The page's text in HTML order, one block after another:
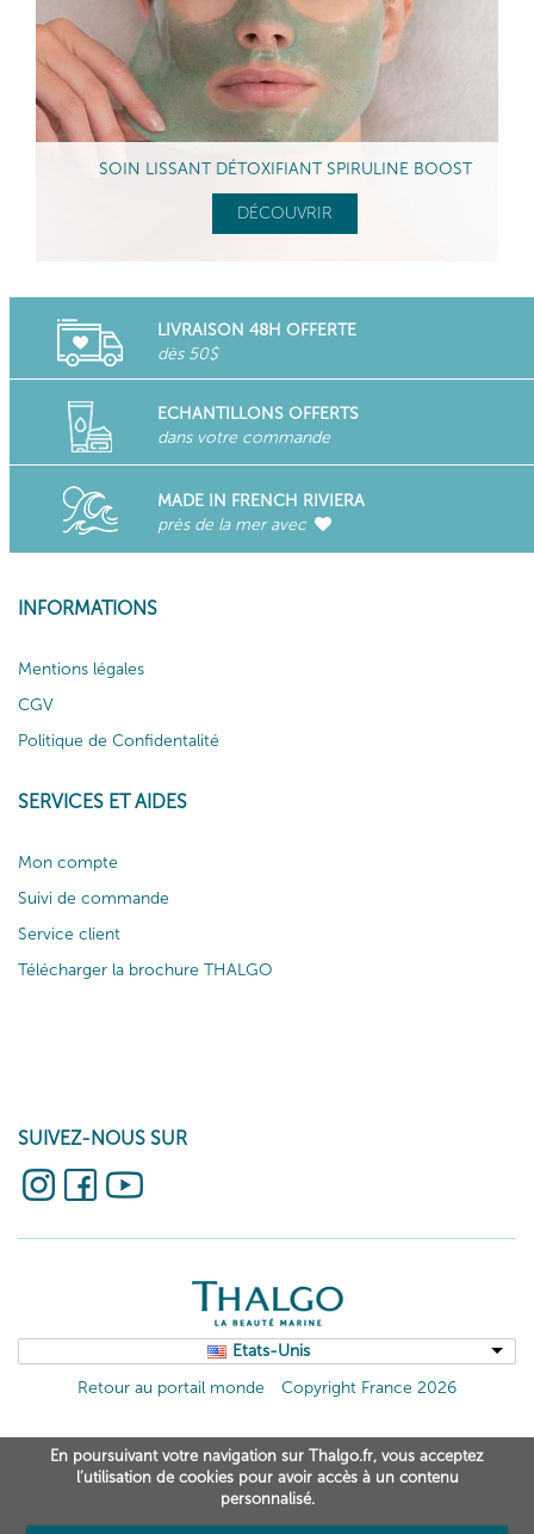
SOIN LISSANT DÉTOXIFIANT SPIRULINE BOOST
DÉCOUVRIR
LIVRAISON 48H OFFERTE
dès 50$
ECHANTILLONS OFFERTS
dans votre commande
MADE IN FRENCH RIVIERA
près de la mer avec
INFORMATIONS
Mentions légales
CGV
Politique de Confidentalité
SERVICES ET AIDES
Mon compte
Suivi de commande
Service client
Télécharger la brochure THALGO
SUIVEZ-NOUS SUR
Etats-Unis
Retour au portail monde
Copyright France 2026
En poursuivant votre navigation sur Thalgo.fr, vous acceptez
l’utilisation de cookies pour avoir accès à un contenu
personnalisé.